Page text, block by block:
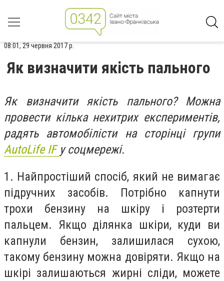
08:01, 29 червня 2017 р.
Як визначити якість пального
Як визначити якість пального? Можна
провести кілька нехитрих експериментів,
радять автомобілісти на сторінці групи
AutoLife IF у соцмережі.
1. Найпростіший спосіб, який не вимагає
підручних засобів. Потрібно капнути
трохи бензину на шкіру і розтерти
пальцем. Якщо ділянка шкіри, куди ви
капнули бензин, залишилася сухою,
такому бензину можна довіряти. Якщо на
шкірі залишаються жирні сліди, можете